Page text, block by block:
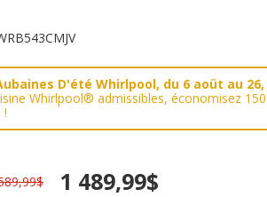
D'été Whirlpool, du 6 aoüt au 26,
Whirlpool® admissibles, économisez
!
1 489,99$